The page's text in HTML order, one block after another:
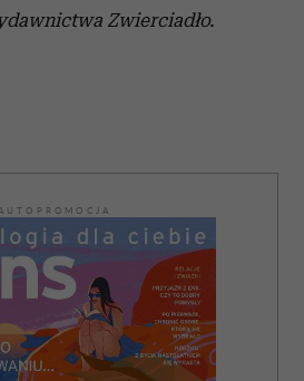
Zwierciadło.